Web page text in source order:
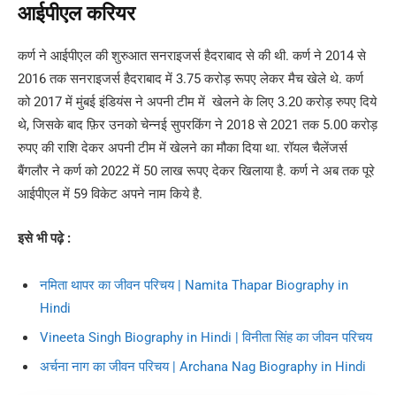
आईपीएल करियर
कर्ण ने आईपीएल की शुरुआत सनराइजर्स हैदराबाद से की थी. कर्ण ने 2014 से
2016 तक सनराइजर्स हैदराबाद में 3.75 करोड़ रूपए लेकर मैच खेले थे. कर्ण
को 2017 में मुंबई इंडियंस ने अपनी टीम में खेलने के लिए 3.20 करोड़ रुपए दिये
थे, जिसके बाद फ़िर उनको चेन्नई सुपरकिंग ने 2018 से 2021 तक 5.00 करोड़
रुपए की राशि देकर अपनी टीम में खेलने का मौका दिया था. रॉयल चैलेंजर्स
बैंगलौर ने कर्ण को 2022 में 50 लाख रूपए देकर खिलाया है. कर्ण ने अब तक पूरे
आईपीएल में 59 विकेट अपने नाम किये है.
इसे भी पढ़े :
नमिता थापर का जीवन परिचय | Namita Thapar Biography in
Hindi
Vineeta Singh Biography in Hindi | विनीता सिंह का जीवन परिचय
अर्चना नाग का जीवन परिचय | Archana Nag Biography in Hindi